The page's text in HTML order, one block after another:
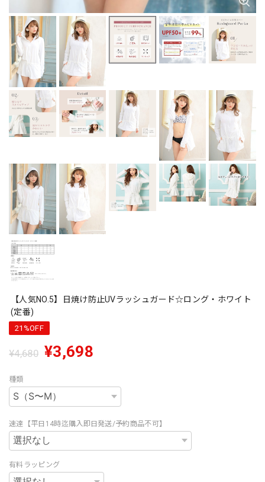
【人気NO.5】日焼け防止UVラッシュガード☆ロング・ホワイト
(定番)
21%OFF
¥4,680 ¥3,698
種類
速達【平日14時迄購入即日発送/予約商品不可】
有料ラッピング